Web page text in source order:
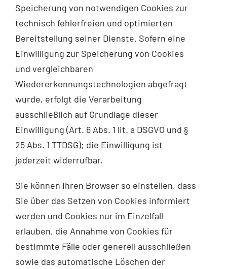
Speicherung von notwendigen Cookies zur
technisch fehlerfreien und optimierten
Bereitstellung seiner Dienste. Sofern eine
Einwilligung zur Speicherung von Cookies
und vergleichbaren
Wiedererkennungstechnologien abgefragt
wurde, erfolgt die Verarbeitung
ausschließlich auf Grundlage dieser
Einwilligung (Art. 6 Abs. 1 lit. a DSGVO und §
25 Abs. 1 TTDSG); die Einwilligung ist
jederzeit widerrufbar.
Sie können Ihren Browser so einstellen, dass
Sie über das Setzen von Cookies informiert
werden und Cookies nur im Einzelfall
erlauben, die Annahme von Cookies für
bestimmte Fälle oder generell ausschließen
sowie das automatische Löschen der